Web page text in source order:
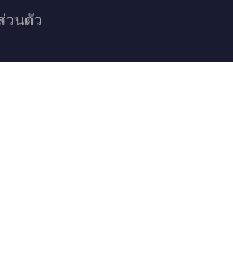
วนตัว